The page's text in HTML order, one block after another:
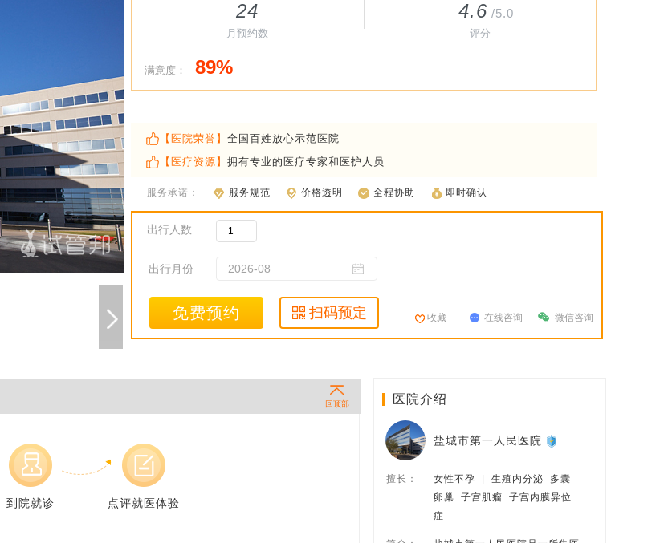
24
月预约数
4.6 /5.0
评分
满意度： 89%
【医院荣誉】 全国百姓放心示范医院
【医疗资源】 拥有专业的医疗专家和医护人员
服务承诺： 服务规范 价格透明 全程协助 即时确认
出行人数
出行月份
免费预约 扫码预定 收藏 在线咨询 微信咨询
回顶部
到院就诊 点评就医体验
医院介绍
盐城市第一人民医院
擅长：
女性不孕  |  生殖内分泌  多囊
卵巢  子宫肌瘤  子宫内膜异位
症